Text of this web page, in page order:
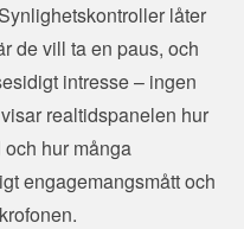
låter
de vill ta en paus, och
intresse – ingen
realtidspanelen hur
hur många
engagemangsmått och